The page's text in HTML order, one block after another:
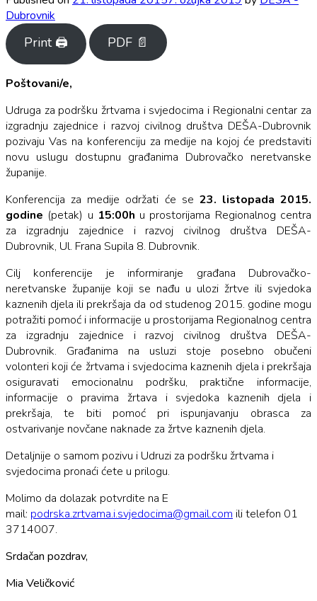
Dubrovnik
Print 🖨 PDF 📄
Poštovani/e,
Udruga za podršku žrtvama i svjedocima i Regionalni centar za
izgradnju zajednice i razvoj civilnog društva DEŠA-Dubrovnik
pozivaju Vas na konferenciju za medije na kojoj će predstaviti
novu uslugu dostupnu građanima Dubrovačko neretvanske
županije.
Konferencija za medije održati će se 23. listopada 2015.
godine (petak) u 15:00h u prostorijama Regionalnog centra
za izgradnju zajednice i razvoj civilnog društva DEŠA-
Dubrovnik, Ul. Frana Supila 8. Dubrovnik.
Cilj konferencije je informiranje građana Dubrovačko-
neretvanske županije koji se nađu u ulozi žrtve ili svjedoka
kaznenih djela ili prekršaja da od studenog 2015. godine mogu
potražiti pomoć i informacije u prostorijama Regionalnog centra
za izgradnju zajednice i razvoj civilnog društva DEŠA-
Dubrovnik. Građanima na usluzi stoje posebno obučeni
volonteri koji će žrtvama i svjedocima kaznenih djela i prekršaja
osiguravati emocionalnu podršku, praktične informacije,
informacije o pravima žrtava i svjedoka kaznenih djela i
prekršaja, te biti pomoć pri ispunjavanju obrasca za
ostvarivanje novčane naknade za žrtve kaznenih djela.
Detaljnije o samom pozivu i Udruzi za podršku žrtvama i
svjedocima pronaći ćete u prilogu.
Molimo da dolazak potvrdite na E
mail: podrska.zrtvama.i.svjedocima@gmail.com ili telefon 01
3714007.
Srdačan pozdrav,
Mia Veličković